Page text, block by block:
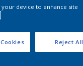
device to enhance site
Reject All